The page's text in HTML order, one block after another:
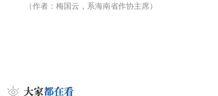
（作者：梅国云，系海南省作协主席）